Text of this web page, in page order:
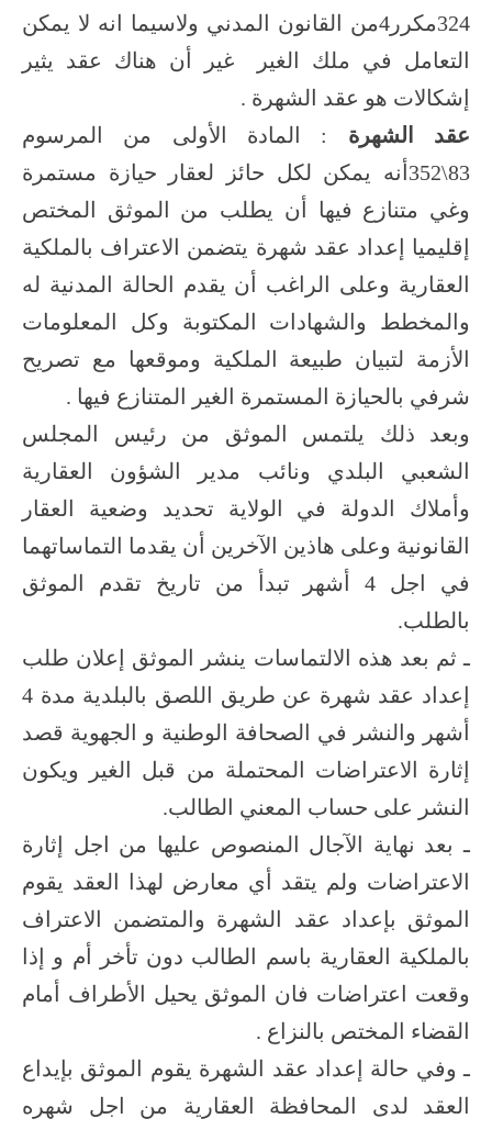
324مكرر4من القانون المدني ولاسيما انه لا يمكن
التعامل في ملك الغير غير أن هناك عقد يثير
إشكالات هو عقد الشهرة .
عقد الشهرة
: المادة الأولى من المرسوم
83\352أنه يمكن لكل حائز لعقار حيازة مستمرة
وغي متنازع فيها أن يطلب من الموثق المختص
إقليميا إعداد عقد شهرة يتضمن الاعتراف بالملكية
العقارية وعلى الراغب أن يقدم الحالة المدنية له
والمخطط والشهادات المكتوبة وكل المعلومات
الأزمة لتبيان طبيعة الملكية وموقعها مع تصريح
شرفي بالحيازة المستمرة الغير المتنازع فيها .
وبعد ذلك يلتمس الموثق من رئيس المجلس
الشعبي البلدي ونائب مدير الشؤون العقارية
وأملاك الدولة في الولاية تحديد وضعية العقار
القانونية وعلى هاذين الآخرين أن يقدما التماساتهما
في اجل 4 أشهر تبدأ من تاريخ تقدم الموثق
بالطلب.
ـ ثم بعد هذه الالتماسات ينشر الموثق إعلان طلب
إعداد عقد شهرة عن طريق اللصق بالبلدية مدة 4
أشهر والنشر في الصحافة الوطنية و الجهوية قصد
إثارة الاعتراضات المحتملة من قبل الغير ويكون
النشر على حساب المعني الطالب.
ـ بعد نهاية الآجال المنصوص عليها من اجل إثارة
الاعتراضات ولم يتقد أي معارض لهذا العقد يقوم
الموثق بإعداد عقد الشهرة والمتضمن الاعتراف
بالملكية العقارية باسم الطالب دون تأخر أم و إذا
وقعت اعتراضات فان الموثق يحيل الأطراف أمام
القضاء المختص بالنزاع .
ـ وفي حالة إعداد عقد الشهرة يقوم الموثق بإيداع
العقد لدى المحافظة العقارية من اجل شهره